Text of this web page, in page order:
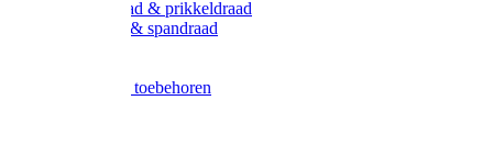
Metaal draad & prikkeldraad
Binddraad & spandraad
Afrasternet toebehoren